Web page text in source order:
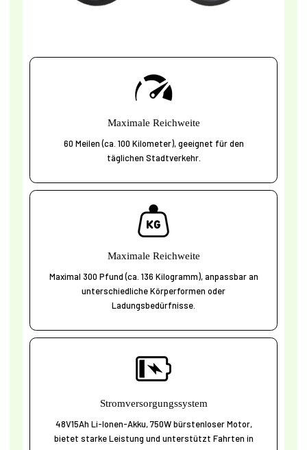
Maximale Reichweite
60 Meilen (ca. 100 Kilometer), geeignet für den
täglichen Stadtverkehr.
Maximale Reichweite
Maximal 300 Pfund (ca. 136 Kilogramm), anpassbar an
unterschiedliche Körperformen oder
Ladungsbedürfnisse.
Stromversorgungssystem
48V15Ah Li-Ionen-Akku, 750W bürstenloser Motor,
bietet starke Leistung und unterstützt Fahrten in